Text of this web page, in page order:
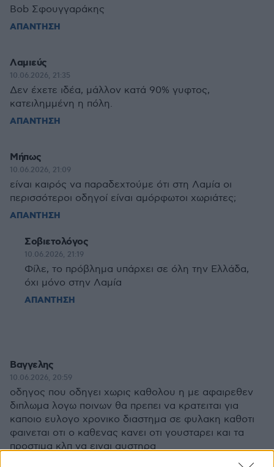
Bob Σφουγγαράκης
ΑΠΑΝΤΗΣΗ
Λαμιεύς
10.06.2026, 21:35
Δεν έχετε ιδέα, μάλλον κατά 90% γυφτος,
κατειλημμένη η πόλη.
ΑΠΑΝΤΗΣΗ
Μήπως
10.06.2026, 21:09
είναι καιρός να παραδεχτούμε ότι στη Λαμία οι
περισσότεροι οδηγοί είναι αμόρφωτοι χωριάτες;
ΑΠΑΝΤΗΣΗ
Σοβιετολόγος
10.06.2026, 21:19
Φίλε, το πρόβλημα υπάρχει σε όλη την Ελλάδα,
όχι μόνο στην Λαμία
ΑΠΑΝΤΗΣΗ
Βαγγελης
10.06.2026, 20:59
οδηγος που οδηγει χωρις καθολου η με αφαιρεθεν
διπλωμα λογω ποινων θα πρεπει να κρατειται για
καποιο ευλογο χρονικο διαστημα σε φυλακη καθοτι
φαινεται οτι ο καθενας κανει οτι γουσταρει και τα
προστιμα κλπ να ειναι αυστηρα